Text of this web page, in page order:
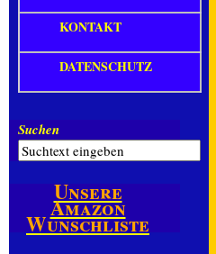
KONTAKT
DATENSCHUTZ
Suchen
Unsere
Amazon
Wunschliste